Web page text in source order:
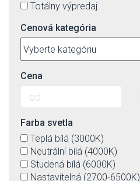
Totálny výpredaj
Cenová kategória
Cena
Farba svetla
Teplá bílá (3000K)
Neutrální bílá (4000K)
Studená bílá (6000K)
Nastavitelná (2700-6500K)